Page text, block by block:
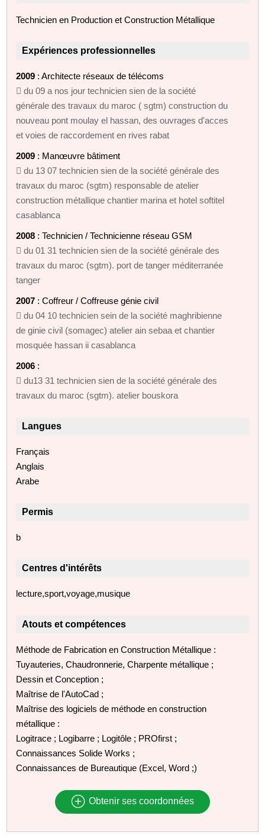
Technicien en Production et Construction Métallique
Expériences professionnelles
2009 : Architecte réseaux de télécoms
 du 09 a nos jour technicien sien de la société
générale des travaux du maroc ( sgtm) construction du
nouveau pont moulay el hassan, des ouvrages d'acces
et voies de raccordement en rives rabat
2009 : Manœuvre bâtiment
 du 13 07 technicien sien de la société générale des
travaux du maroc (sgtm) responsable de atelier
construction métallique chantier marina et hotel softitel
casablanca
2008 : Technicien / Technicienne réseau GSM
 du 01 31 technicien sien de la société générale des
travaux du maroc (sgtm). port de tanger méditerranée
tanger
2007 : Coffreur / Coffreuse génie civil
 du 04 10 technicien sein de la société maghribienne
de ginie civil (somagec) atelier ain sebaa et chantier
mosquée hassan ii casablanca
2006 :
 du13 31 technicien sien de la société générale des
travaux du maroc (sgtm). atelier bouskora
Langues
Français
Anglais
Arabe
Permis
b
Centres d'intérêts
lecture,sport,voyage,musique
Atouts et compétences
Méthode de Fabrication en Construction Métallique :
Tuyauteries, Chaudronnerie, Charpente métallique ;
Dessin et Conception ;
Maîtrise de l'AutoCad ;
Maîtrise des logiciels de méthode en construction
métallique :
Logitrace ; Logibarre ; Logitôle ; PROfirst ;
Connaissances Solide Works ;
Connaissances de Bureautique (Excel, Word ;)
Obtenir ses coordonnées